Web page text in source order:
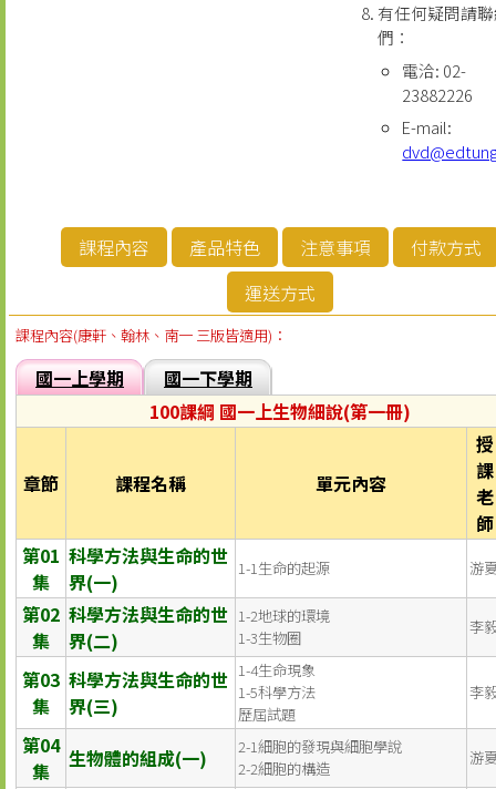
有任何疑問請
們：
電洽: 02-
23882226
E-mail:
課程內容 產品特色 注意事項
付款方式
運送方式
課程內容(康軒、翰林、南一 三版皆適用)：
國一上學期
國一下學期
100課綱 國一上生物細說(第一冊)
章節 課程名稱 單元內容
授
課
老
師
第01
集
科學方法與生命的世
界(一)
1-1生命的起源 游
第02
集
科學方法與生命的世
界(二)
1-2地球的環境
1-3生物圈
李
第03
集
科學方法與生命的世
界(三)
1-4生命現象
1-5科學方法
歷屆試題
李
第04
集
生物體的組成(一)
2-1細胞的發現與細胞學說
2-2細胞的構造
游